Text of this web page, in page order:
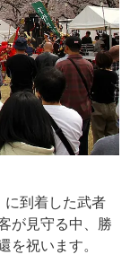
到着した武者
が見守る中、勝
祝います。